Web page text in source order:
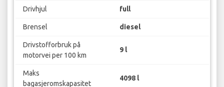
Drivhjul full
Brensel diesel
Drivstofforbruk på
motorvei per 100 km
9 l
Maks
bagasjeromskapasitet
4098 l